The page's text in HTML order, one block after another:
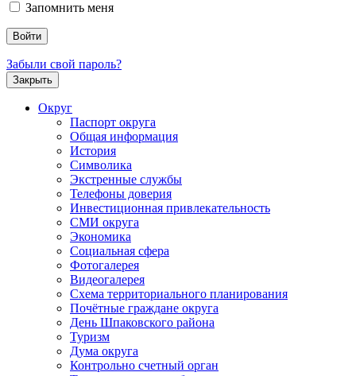
Запомнить меня
Забыли свой пароль?
Закрыть
Округ
Паспорт округа
Общая информация
История
Символика
Экстренные службы
Телефоны доверия
Инвестиционная привлекательность
СМИ округа
Экономика
Социальная сфера
Фотогалерея
Видеогалерея
Схема территориального планирования
Почётные граждане округа
День Шпаковского района
Туризм
Дума округа
Контрольно счетный орган